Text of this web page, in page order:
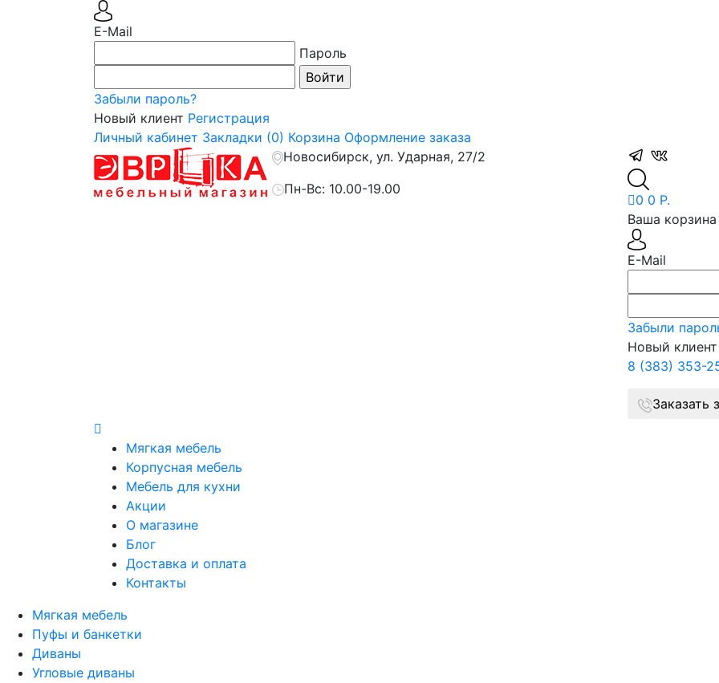
E-Mail
Пароль
Забыли пароль?
Новый клиент Регистрация
Личный кабинет Закладки (0) Корзина Оформление заказа
Новосибирск, ул. Ударная, 27/2
Пн-Вс: 10.00-19.00
0 0 Р.
Ваша корзина
E-Mail
Забыли
Новый клиент
8 (383) 353-
Заказать
Мягкая мебель
Корпусная мебель
Мебель для кухни
Акции
О магазине
Блог
Доставка и оплата
Контакты
Мягкая мебель
Пуфы и банкетки
Диваны
Угловые диваны